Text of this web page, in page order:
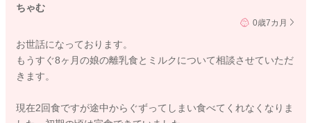
ちゃむ
0歳7カ月
お世話になっております。
もうすぐ8ヶ月の娘の離乳食とミルクについて相談させていただ
きます。
現在2回食ですが途中からぐずってしまい食べてくれなくなりま